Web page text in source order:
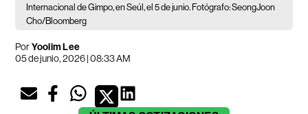
Internacional de Gimpo, en Seúl, el 5 de junio. Fotógrafo: SeongJoon
Cho/Bloomberg
PorYoolim Lee
05 de junio, 2026 | 08:33 AM